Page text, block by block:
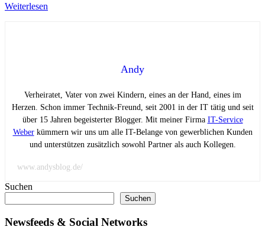
Weiterlesen
Andy
Verheiratet, Vater von zwei Kindern, eines an der Hand, eines im
Herzen. Schon immer Technik-Freund, seit 2001 in der IT tätig und seit
über 15 Jahren begeisterter Blogger. Mit meiner Firma IT-Service
Weberkümmern wir uns um alle IT-Belange von gewerblichen Kunden
und unterstützen zusätzlich sowohl Partner als auch Kollegen.
www.andysblog.de/
Suchen
Suchen
Newsfeeds & Social Networks